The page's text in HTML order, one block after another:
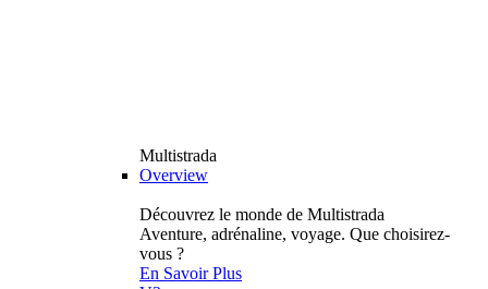
Multistrada
Overview
Découvrez le monde de Multistrada
Aventure, adrénaline, voyage. Que choisirez-
vous ?
En Savoir Plus